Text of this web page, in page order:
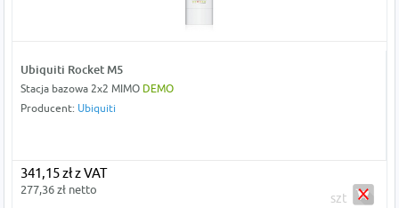
Ubiquiti Rocket M5
Stacja bazowa 2x2 MIMO DEMO
Producent: Ubiquiti
341,15 zł z VAT
277,36 zł netto
szt